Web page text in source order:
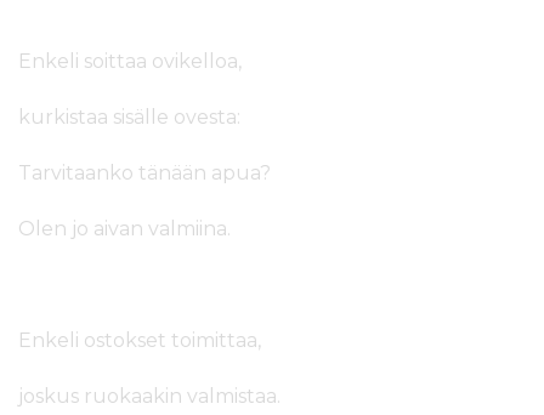
Enkeli soittaa ovikelloa,
kurkistaa sisälle ovesta:
Tarvitaanko tänään apua?
Olen jo aivan valmiina.
Enkeli ostokset toimittaa,
joskus ruokaakin valmistaa.